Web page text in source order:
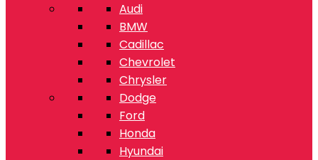
Audi
BMW
Cadillac
Chevrolet
Chrysler
Dodge
Ford
Honda
Hyundai